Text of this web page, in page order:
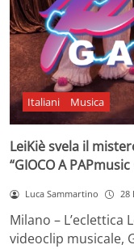
Italiani Musica
LeiKiè svela il
“GIOCO A PAPmusic
Luca Sammartino 28
Milano – L’eclettica
videoclip musicale,